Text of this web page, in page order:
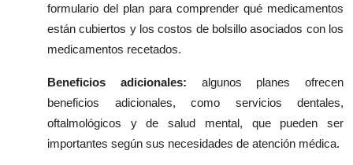
formulario del plan para comprender qué medicamentos
están cubiertos y los costos de bolsillo asociados con los
medicamentos recetados.
Beneficios adicionales: algunos planes ofrecen
beneficios adicionales, como servicios dentales,
oftalmológicos y de salud mental, que pueden ser
importantes según sus necesidades de atención médica.